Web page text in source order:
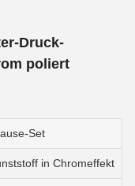
Druck-
poliert
Set
in Chromeffekt